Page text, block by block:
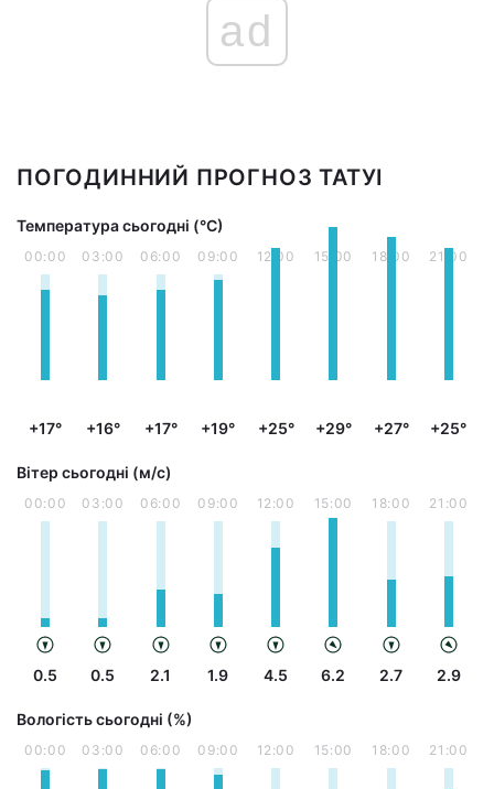
ad
ПОГОДИННИЙ ПРОГНОЗ ТАТУІ
Температура сьогодні (°С)
00:00
+17°
03:00
+16°
06:00
+17°
09:00
+19°
12:00
+25°
15:00
+29°
18:00
+27°
21:00
+25°
Вітер сьогодні (м/с)
00:00
0.5
03:00
0.5
06:00
2.1
09:00
1.9
12:00
4.5
15:00
6.2
18:00
2.7
21:00
2.9
Вологість сьогодні (%)
00:00 03:00 06:00 09:00 12:00 15:00 18:00 21:00